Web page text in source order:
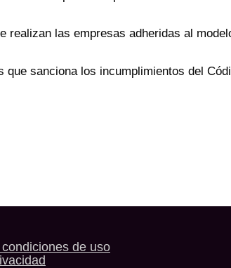
realizan las empresas adheridas al
sanciona los incumplimientos del
de uso